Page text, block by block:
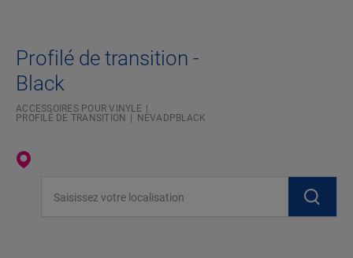
Profilé de transition -
Black
ACCESSOIRES POUR VINYLE
PROFILÉ DE TRANSITION
NEVADPBLACK